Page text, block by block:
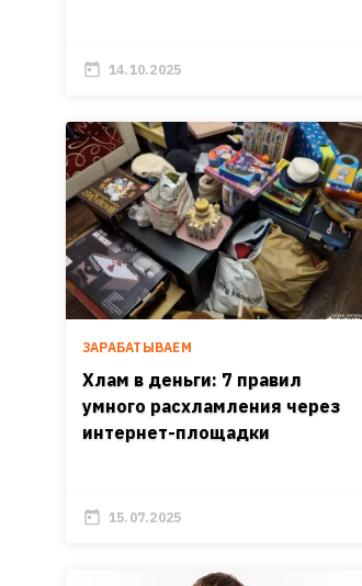
14.10.2025
ЗАРАБАТЫВАЕМ
Хлам в деньги: 7 правил
умного расхламления через
интернет-площадки
15.07.2025